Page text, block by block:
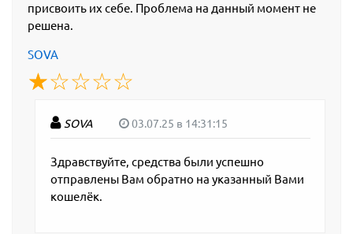
присвоить их себе. Проблема на данный момент не
решена.
SOVA
☆☆☆☆☆
★★★★★
SOVA 03.07.25 в 14:31:15
Здравствуйте, средства были успешно
отправлены Вам обратно на указанный Вами
кошелёк.